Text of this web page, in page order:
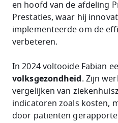
en hoofd van de afdeling
Prestaties, waar hij
implementeerde om de
verbeteren.
In 2024 voltooide Fabian
volksgezondheid . Zijn
vergelijken van
indicatoren zoals kosten,
door patiënten